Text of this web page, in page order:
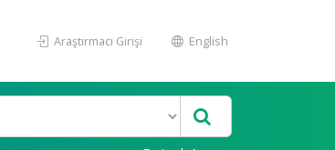
Araştırmacı Girişi English